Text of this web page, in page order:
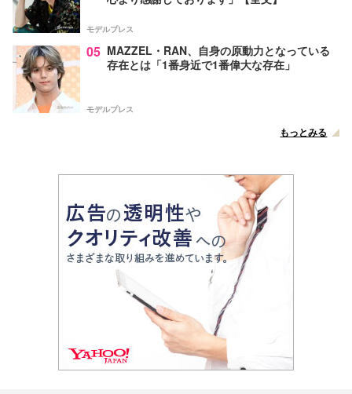
モデルプレス
05 MAZZEL・RAN、自身の原動力となっている
存在とは「1番身近で1番偉大な存在」
モデルプレス
もっとみる